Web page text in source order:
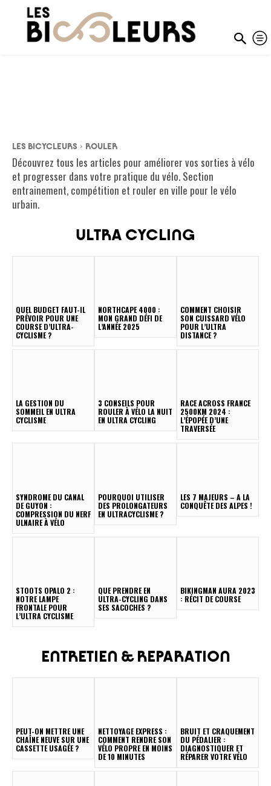
LES BICYCLEURS ROULER
Découvrez tous les articles pour améliorer vos sorties à vélo
et progresser dans votre pratique du vélo. Section
entrainement, compétition et rouler en ville pour le vélo
urbain.
ULTRA CYCLING
QUEL BUDGET FAUT-IL
PRÉVOIR POUR UNE
COURSE D’ULTRA-
CYCLISME ?
NORTHCAPE 4000 :
MON GRAND DÉFI DE
L’ANNÉE 2025
COMMENT CHOISIR
SON CUISSARD VÉLO
POUR L’ULTRA
DISTANCE ?
LA GESTION DU
SOMMEIL EN ULTRA
CYCLISME
3 CONSEILS POUR
ROULER À VÉLO LA NUIT
EN ULTRA CYCLING
RACE ACROSS FRANCE
2500KM 2024 :
L’ÉPOPÉE D’UNE
TRAVERSÉE
SYNDROME DU CANAL
DE GUYON :
COMPRESSION DU NERF
ULNAIRE À VÉLO
POURQUOI UTILISER
DES PROLONGATEURS
EN ULTRACYCLISME ?
LES 7 MAJEURS – A LA
CONQUÊTE DES ALPES !
STOOTS OPALO 2 :
NOTRE LAMPE
FRONTALE POUR
L’ULTRA CYCLISME
QUE PRENDRE EN
ULTRA-CYCLING DANS
SES SACOCHES ?
BIKINGMAN AURA 2023
: RÉCIT DE COURSE
ENTRETIEN & REPARATION
PEUT-ON METTRE UNE
CHAÎNE NEUVE SUR UNE
CASSETTE USAGÉE ?
NETTOYAGE EXPRESS :
COMMENT RENDRE SON
VÉLO PROPRE EN MOINS
DE 10 MINUTES
BRUIT ET CRAQUEMENT
DU PÉDALIER :
DIAGNOSTIQUER ET
RÉPARER VOTRE VÉLO